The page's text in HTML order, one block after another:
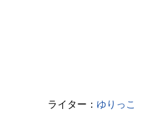
ライター： ゆりっこ